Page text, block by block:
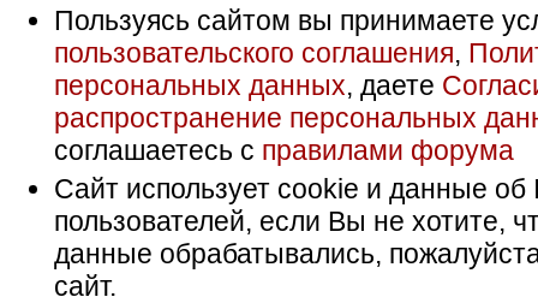
Пользуясь сайтом вы принимаете
пользовательского соглашения,
персональных данных, даете
распространение персональных
соглашаетесь с правилами форума
Сайт использует cookie и данные об
пользователей, если Вы не хотите,
данные обрабатывались,
сайт.